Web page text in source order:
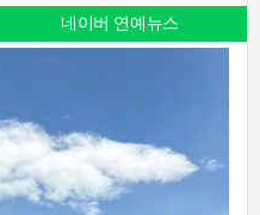
네이버 연예뉴스